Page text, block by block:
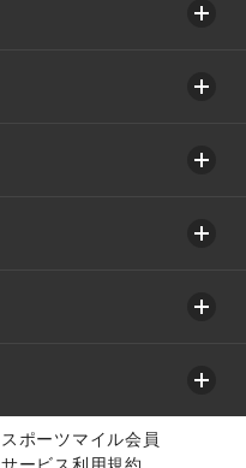
スポーツマイル会員
サービス利用規約